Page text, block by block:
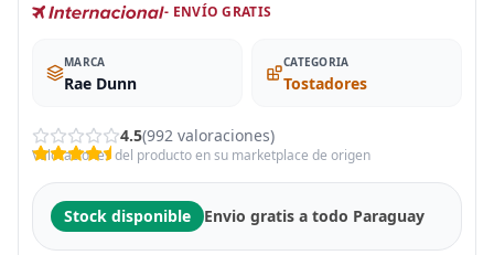
- ENVÍO GRATIS
MARCA
Rae Dunn
CATEGORIA
Tostadores
4.5(992 valoraciones)
Valoraciones del producto en su marketplace de origen
Stock disponible Envio gratis a todo Paraguay